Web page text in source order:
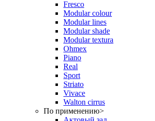
Fresco
Modular colour
Modular lines
Modular shade
Modular textura
Ohmex
Piano
Real
Sport
Striato
Vivace
Walton cirrus
По применению>